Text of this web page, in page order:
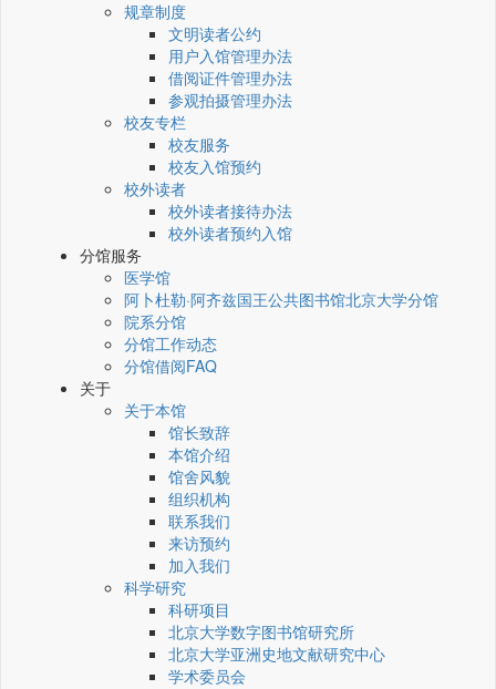
规章制度
文明读者公约
用户入馆管理办法
借阅证件管理办法
参观拍摄管理办法
校友专栏
校友服务
校友入馆预约
校外读者
校外读者接待办法
校外读者预约入馆
分馆服务
医学馆
阿卜杜勒·阿齐兹国王公共图书馆北京大学分馆
院系分馆
分馆工作动态
分馆借阅FAQ
关于
关于本馆
馆长致辞
本馆介绍
馆舍风貌
组织机构
联系我们
来访预约
加入我们
科学研究
科研项目
北京大学数字图书馆研究所
北京大学亚洲史地文献研究中心
学术委员会